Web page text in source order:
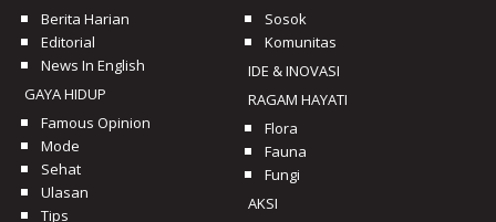
Berita Harian
Editorial
News In English
GAYA HIDUP
Famous Opinion
Mode
Sehat
Ulasan
Tips
Sosok
Komunitas
IDE & INOVASI
RAGAM HAYATI
Flora
Fauna
Fungi
AKSI